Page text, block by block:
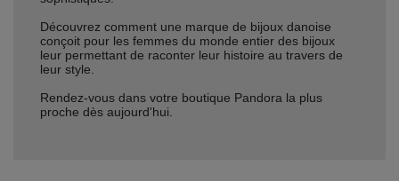
Découvrez comment une marque de bijoux danoise
conçoit pour les femmes du monde entier des bijoux
leur permettant de raconter leur histoire au travers de
leur style.
Rendez-vous dans votre boutique Pandora la plus
proche dès aujourd'hui.